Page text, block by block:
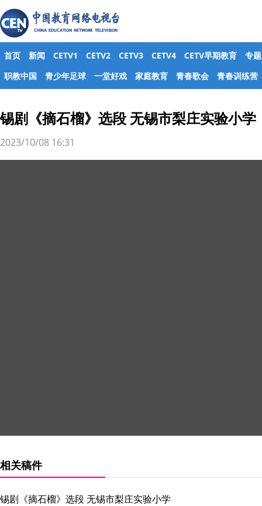
首页 新闻 CETV1 CETV2 CETV3 CETV4 CETV早期教育
专题
职教中国
青少年足球 一堂好戏 家庭教育 青春歌会 青春训练营
锡剧《摘石榴》选段 无锡市梨庄实验小学
2023/10/08 16:31
相关稿件
锡剧《摘石榴》选段 无锡市梨庄实验小学